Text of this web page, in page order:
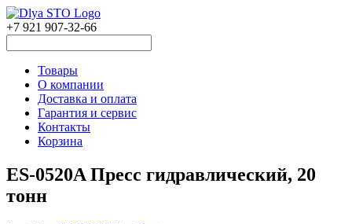
+7 921 907-32-66
Товары
О компании
Доставка и оплата
Гарантия и сервис
Контакты
Корзина
ES-0520A Пресс гидравлический, 20
тонн